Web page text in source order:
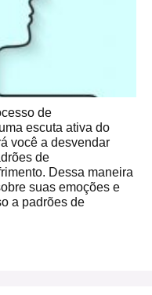
de
escuta ativa do
você a desvendar
de
Dessa maneira
suas emoções e
a padrões de